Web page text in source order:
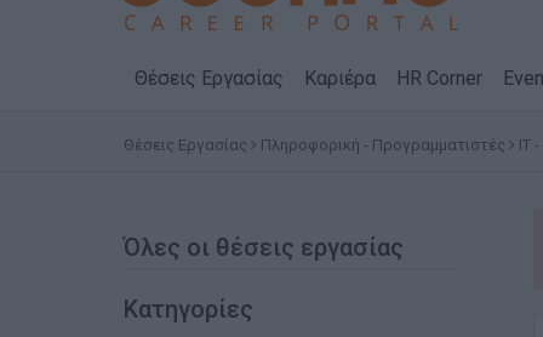
Θέσεις Εργασίας Καριέρα HR Corner
Θέσεις Εργασίας Πληροφορική - Προγραμματιστές IT
Όλες οι θέσεις εργασίας
Κατηγορίες